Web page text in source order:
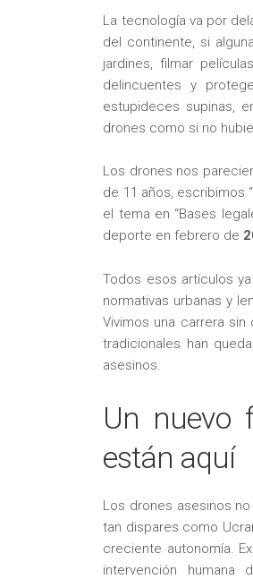
La tecnología va por
del continente, si
jardines, filmar
delincuentes y
estupideces supinas,
drones como si no
Los drones nos
de 11 años, escribimos “
el tema en “Bases
deporte en febrero de
Todos esos artículos
normativas urbanas y
Vivimos una carrera
tradicionales han
asesinos.
Un nuevo
están aquí
Los drones asesinos
tan dispares como
creciente autonomía.
intervención